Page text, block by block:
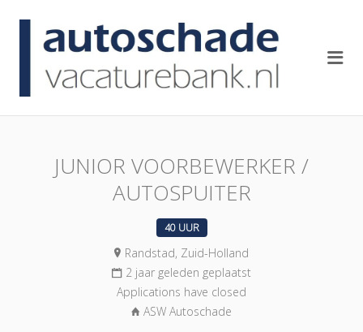
JUNIOR VOORBEWERKER /
AUTOSPUITER
40 UUR
Randstad, Zuid-Holland
2 jaar geleden geplaatst
Applications have closed
ASW Autoschade